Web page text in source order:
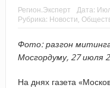
Регион.Эксперт Дата:
Рубрика: Новости
Фото: разгон
Мосгордуму, 27 июля
На днях газета